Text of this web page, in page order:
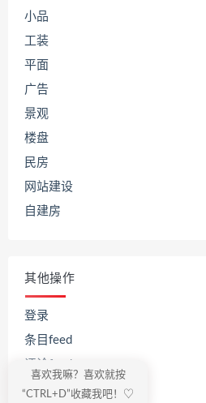
小品
工装
平面
广告
景观
楼盘
民房
网站建设
自建房
其他操作
登录
条目feed
WordPress.org
喜欢我嘛？喜欢就按
“CTRL+D”收藏我吧！♡